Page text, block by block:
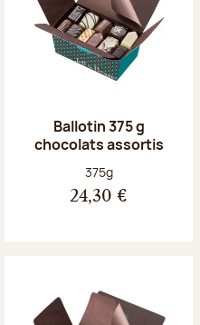
Ballotin 375 g
chocolats assortis
Poids net :
375g
24,30 €